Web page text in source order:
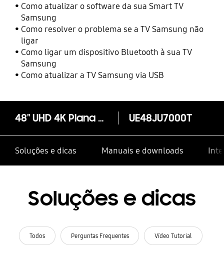
Como atualizar o software da sua Smart TV
Samsung
Como resolver o problema se a TV Samsung não
ligar
Como ligar um dispositivo Bluetooth à sua TV
Samsung
Como atualizar a TV Samsung via USB
48" UHD 4K Plana Smart TV JU7000 Série 7 UE48JU7000T
Soluções e dicas Manuais e downloads
Soluções e dicas
Todos Perguntas Frequentes Vídeo Tutorial